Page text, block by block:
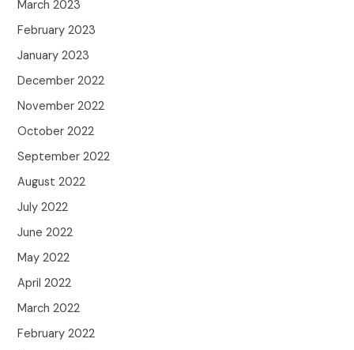
March 2023
February 2023
January 2023
December 2022
November 2022
October 2022
September 2022
August 2022
July 2022
June 2022
May 2022
April 2022
March 2022
February 2022